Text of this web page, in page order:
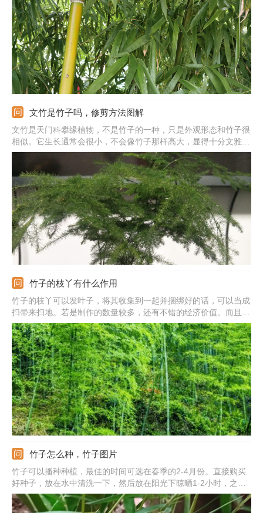
分过多导致的，可及时控水排水。
文竹是竹子吗，修剪方法图解
文竹是天门科攀缘植物，不是竹子的一种，只是外观形态和竹子很
相似。它生长通常会很小，不会像竹子那样高大，显得十分文雅，
因此摆放到客厅、书房等地都比较适合。想要让它长势更好，需在
幼苗期剪除顶部嫩芽，生长期需剪除干枯、杂乱的枝条，还可以进
行造型。
竹子的枝丫有什么作用
竹子的枝丫可以发叶子，将其收集到一起并捆绑好的话，可以当成
扫帚来扫地。若是制作的数量较多，还有不错的经济价值。而且，
在加工处理后也是能用来造纸的。竹子的用途十分广泛，不但可作
为园林绿化植物栽培，还能被制作成各种用具，如食用器具、厨房
用具等。
竹子怎么种，竹子图片
竹子可以播种种植，最佳的时间可选在春季的2-4月份。直接购买
好种子，放在水中清洗一下，然后放在阳光下晾晒1-2小时，之后
浸泡在清水中，大约6-10小时后捞出晾干。准备好合适的土质，土
壤可用园土、营养土、腐殖土混合，将种子播种育苗，等后期长势